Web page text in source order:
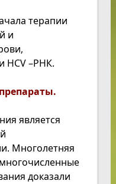
терапии
и
HCV –РНК.
является
Многолетняя
доказали